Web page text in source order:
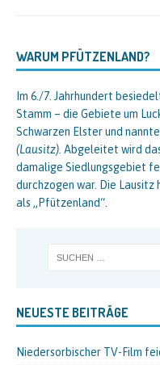
WARUM PFÜTZENLAND?
Im 6./7. Jahrhundert
Stamm – die Gebiete um
Schwarzen Elster und
(Lausitz). Abgeleitet wird
damalige Siedlungsgebiet
durchzogen war. Die
als „Pfützenland“.
NEUESTE BEITRÄGE
Niedersorbischer TV-Film